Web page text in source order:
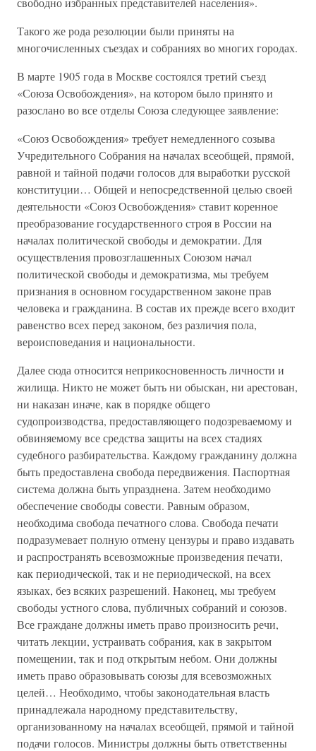
Такого же рода резолюции были приняты на
многочисленных съездах и собраниях во многих городах.
В марте 1905 года в Москве состоялся третий съезд
«Союза Освобождения», на котором было принято и
разослано во все отделы Союза следующее заявление:
«Союз Освобождения» требует немедленного созыва
Учредительного Собрания на началах всеобщей, прямой,
равной и тайной подачи голосов для выработки русской
конституции… Общей и непосредственной целью своей
деятельности «Союз Освобождения» ставит коренное
преобразование государственного строя в России на
началах политической свободы и демократии. Для
осуществления провозглашенных Союзом начал
политической свободы и демократизма, мы требуем
признания в основном государственном законе прав
человека и гражданина. В состав их прежде всего входит
равенство всех перед законом, без различия пола,
вероисповедания и национальности.
Далее сюда относится неприкосновенность личности и
жилища. Никто не может быть ни обыскан, ни арестован,
ни наказан иначе, как в порядке общего
судопроизводства, предоставляющего подозреваемому и
обвиняемому все средства защиты на всех стадиях
судебного разбирательства. Каждому гражданину должна
быть предоставлена свобода передвижения. Паспортная
система должна быть упразднена. Затем необходимо
обеспечение свободы совести. Равным образом,
необходима свобода печатного слова. Свобода печати
подразумевает полную отмену цензуры и право издавать
и распространять всевозможные произведения печати,
как периодической, так и не периодической, на всех
языках, без всяких разрешений. Наконец, мы требуем
свободы устного слова, публичных собраний и союзов.
Все граждане должны иметь право произносить речи,
читать лекции, устраивать собрания, как в закрытом
помещении, так и под открытым небом. Они должны
иметь право образовывать союзы для всевозможных
целей… Необходимо, чтобы законодательная власть
принадлежала народному представительству,
организованному на началах всеобщей, прямой и тайной
подачи голосов. Министры должны быть ответственны